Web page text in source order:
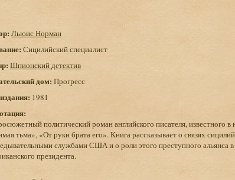
Льюис Норман
Сицилийский специалист
Шпионский детектив
дом: Прогресс
1981
политический роман английского писателя, известного
тьма», «От руки брата его». Книга рассказывает о связях
службами США и о роли этого преступного альянса
президента.